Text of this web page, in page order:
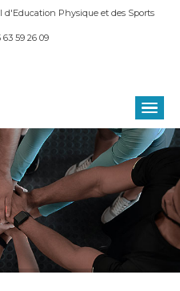
d'Education Physique et des Sports
59 26 09